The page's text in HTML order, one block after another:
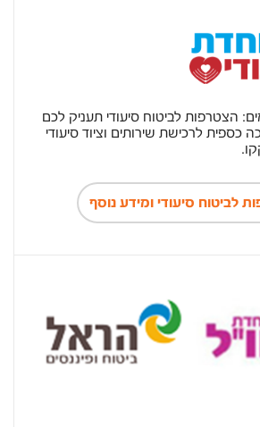
הצטרפות לביטוח סיעודי תעניק לכם
כספית לרכישת שירותים וציוד סיעודי
לביטוח סיעודי ומידע נוסף